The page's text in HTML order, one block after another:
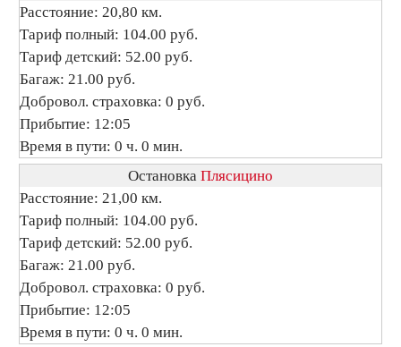
Расстояние: 20,80 км.
Тариф полный: 104.00 руб.
Тариф детский: 52.00 руб.
Багаж: 21.00 руб.
Добровол. страховка: 0 руб.
Прибытие: 12:05
Время в пути: 0 ч. 0 мин.
Остановка Плясицино
Расстояние: 21,00 км.
Тариф полный: 104.00 руб.
Тариф детский: 52.00 руб.
Багаж: 21.00 руб.
Добровол. страховка: 0 руб.
Прибытие: 12:05
Время в пути: 0 ч. 0 мин.